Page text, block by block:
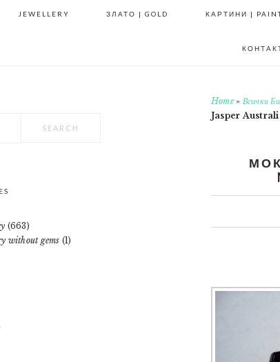
JEWELLERY ЗЛАТО | GOLD КАРТИНИ |
Home» Всички
Jasper
(663)
without gems (1)